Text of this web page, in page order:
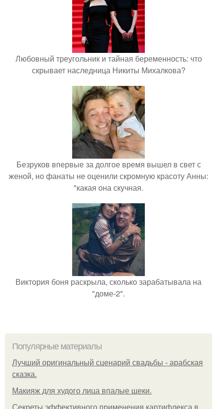
Любовный треугольник и тайная беременность: что
скрывает наследница Никиты Михалкова?
Безруков впервые за долгое время вышел в свет с
женой, но фанаты не оценили скромную красоту Анны:
"какая она скучная.
Виктория боня раскрыла, сколько зарабатывала на
"доме-2".
Популярные материалы
Лучший оригинальный сценарий свадьбы - арабская
сказка.
Макияж для худого лица впалые щеки.
Секреты эффективного применения картифлекса в